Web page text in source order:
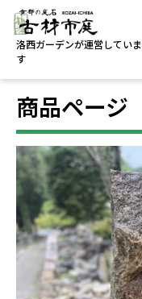
洛西ガーデンが運営していま
す
商品ページ